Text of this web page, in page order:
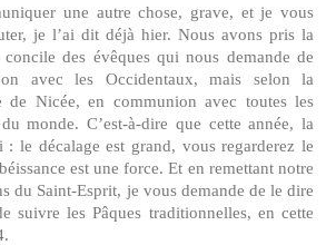
une autre chose, grave, et je vous
je l’ai dit déjà hier. Nous avons pris la
des évêques qui nous demande de
avec les Occidentaux, mais selon la
de Nicée, en communion avec toutes les
monde. C’est-à-dire que cette année, la
: le décalage est grand, vous regarderez le
est une force. Et en remettant notre
du Saint-Esprit, je vous demande de le dire
suivre les Pâques traditionnelles, en cette